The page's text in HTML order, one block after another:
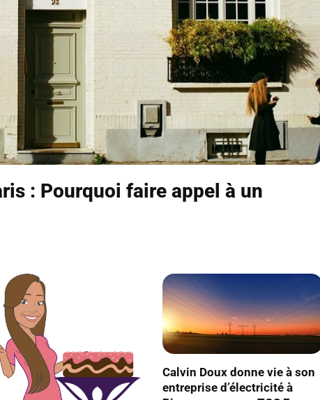
: Pourquoi faire appel à un
Calvin Doux donne vie à son
entreprise d’électricité à